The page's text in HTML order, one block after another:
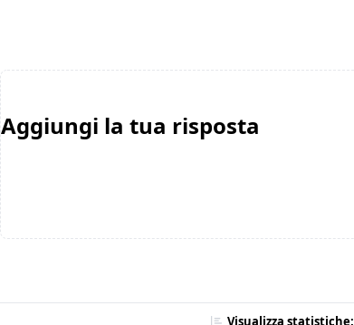
Aggiungi la tua risposta